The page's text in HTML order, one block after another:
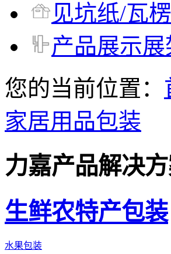
见坑纸/瓦
产品展示展
您的当前位置：
家居用品包装
力嘉产品解决
生鲜农特产包装
水果包装